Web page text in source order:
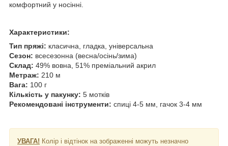
комфортний у носінні.
Характеристики:
Тип пряжі: класична, гладка, універсальна
Сезон: всесезонна (весна/осінь/зима)
Склад: 49% вовна, 51% преміальний акрил
Метраж: 210 м
Вага: 100 г
Кількість у пакунку: 5 мотків
Рекомендовані інструменти: спиці 4-5 мм, гачок 3-4 мм
УВАГА! Колір і відтінок на зображенні можуть незначно